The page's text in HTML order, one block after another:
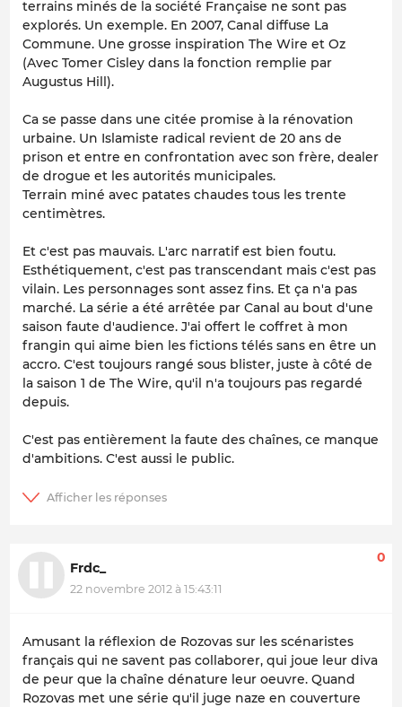
terrains minés de la société Française ne sont pas
explorés. Un exemple. En 2007, Canal diffuse La
Commune. Une grosse inspiration The Wire et Oz
(Avec Tomer Cisley dans la fonction remplie par
Augustus Hill).
Ca se passe dans une citée promise à la rénovation
urbaine. Un Islamiste radical revient de 20 ans de
prison et entre en confrontation avec son frère, dealer
de drogue et les autorités municipales.
Terrain miné avec patates chaudes tous les trente
centimètres.
Et c'est pas mauvais. L'arc narratif est bien foutu.
Esthétiquement, c'est pas transcendant mais c'est pas
vilain. Les personnages sont assez fins. Et ça n'a pas
marché. La série a été arrêtée par Canal au bout d'une
saison faute d'audience. J'ai offert le coffret à mon
frangin qui aime bien les fictions télés sans en être un
accro. C'est toujours rangé sous blister, juste à côté de
la saison 1 de The Wire, qu'il n'a toujours pas regardé
depuis.
C'est pas entièrement la faute des chaînes, ce manque
d'ambitions. C'est aussi le public.
Frdc_
22 novembre 2012 à 15:43:11
0
Amusant la réflexion de Rozovas sur les scénaristes
français qui ne savent pas collaborer, qui joue leur diva
de peur que la chaîne dénature leur oeuvre. Quand
Rozovas met une série qu'il juge naze en couverture